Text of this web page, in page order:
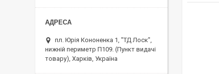
пл. Юрія Кононенка 1, "ТД Лоск",
нижній периметр П109. (Пункт видачі
товару), Харків, Україна